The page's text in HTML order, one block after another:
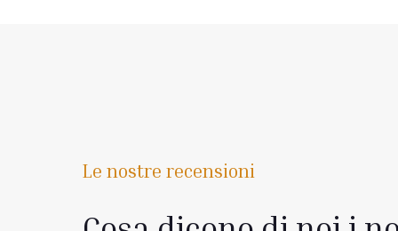
Le nostre recensioni